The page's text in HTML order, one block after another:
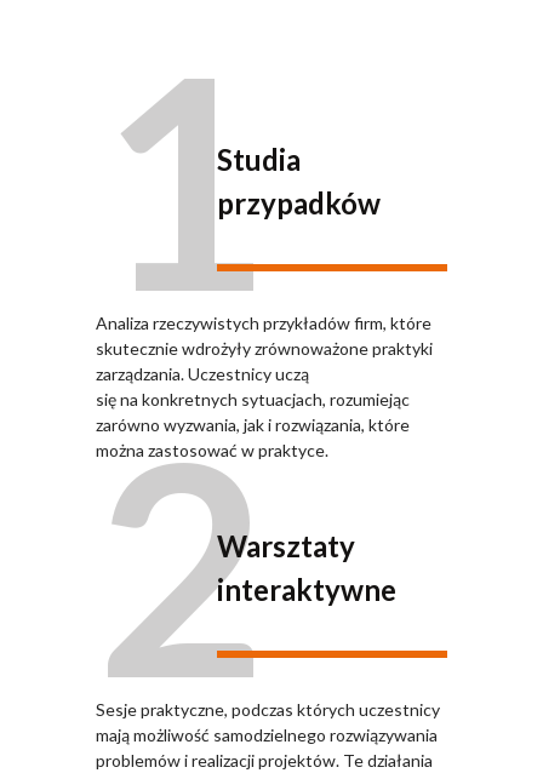
1
Studia
przypadków
Analiza rzeczywistych przykładów firm, które
skutecznie wdrożyły zrównoważone praktyki
zarządzania. Uczestnicy uczą
się na konkretnych sytuacjach, rozumiejąc
zarówno wyzwania, jak i rozwiązania, które
można zastosować w praktyce.
2Warsztaty
interaktywne
Sesje praktyczne, podczas których uczestnicy
mają możliwość samodzielnego rozwiązywania
problemów i realizacji projektów. Te działania